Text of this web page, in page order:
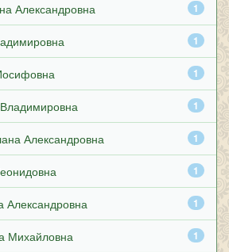
1
Александровна
1
1
1
1
Александровна
1
1
1
Михайловна